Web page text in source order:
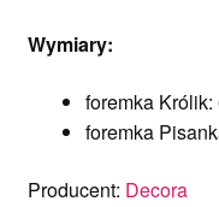
Wymiary:
foremka Królik:
foremka
Producent: Decora